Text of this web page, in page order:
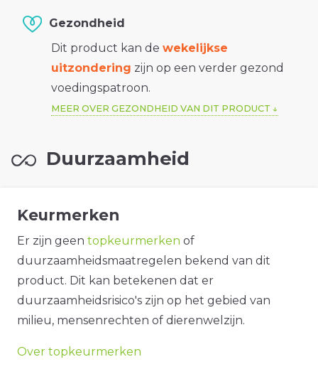
Gezondheid
Dit product kan de wekelijkse
uitzondering zijn op een verder gezond
voedingspatroon.
MEER OVER GEZONDHEID VAN DIT PRODUCT
Duurzaamheid
Keurmerken
Er zijn geen topkeurmerken of
duurzaamheidsmaatregelen bekend van dit
product. Dit kan betekenen dat er
duurzaamheidsrisico's zijn op het gebied van
milieu, mensenrechten of dierenwelzijn.
Over topkeurmerken